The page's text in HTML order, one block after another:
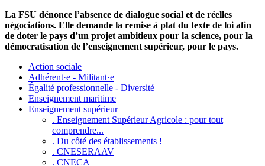
La FSU dénonce l’absence de dialogue social et de réelles
négociations. Elle demande la remise à plat du texte de loi afin
de doter le pays d’un projet ambitieux pour la science, pour la
démocratisation de l’enseignement supérieur, pour le pays.
Action sociale
Adhérent·e - Militant·e
Égalité professionnelle - Diversité
Enseignement maritime
Enseignement supérieur
. Enseignement Supérieur Agricole : pour tout
comprendre...
. Du côté des établissements !
. CNESERAAV
. CNECA